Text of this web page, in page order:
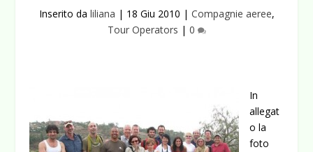
Inserito da liliana | 18 Giu 2010 | Compagnie aeree,
Tour Operators | 0
In
allegat
o la
foto